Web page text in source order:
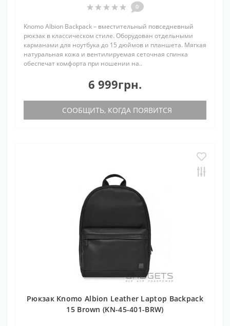
0
Knomo Albion Backpack – вместительный повседневный
рюкзак в классическом стиле. Оборудован отдельными
карманами для ноутбука до 15 дюймов и планшета. Мягкая
натуральная кожа и вентилируемая сеточная спинка
обеспечат комфорта при ношении на..
6 999грн.
СООБЩИТЬ, КОГДА ПОЯВИТСЯ
Рюкзак Knomo Albion Leather Laptop Backpack
15 Brown (KN-45-401-BRW)